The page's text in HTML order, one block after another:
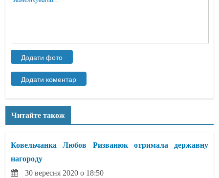
Читайте також
Ковельчанка Любов Ризванюк отримала державну
нагороду
30 вересня 2020 о 18:50